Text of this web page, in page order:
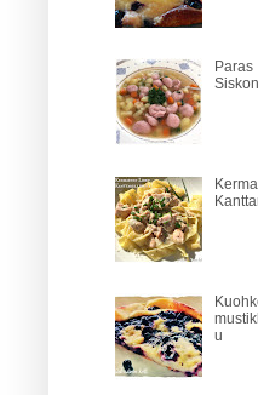
Paras
u